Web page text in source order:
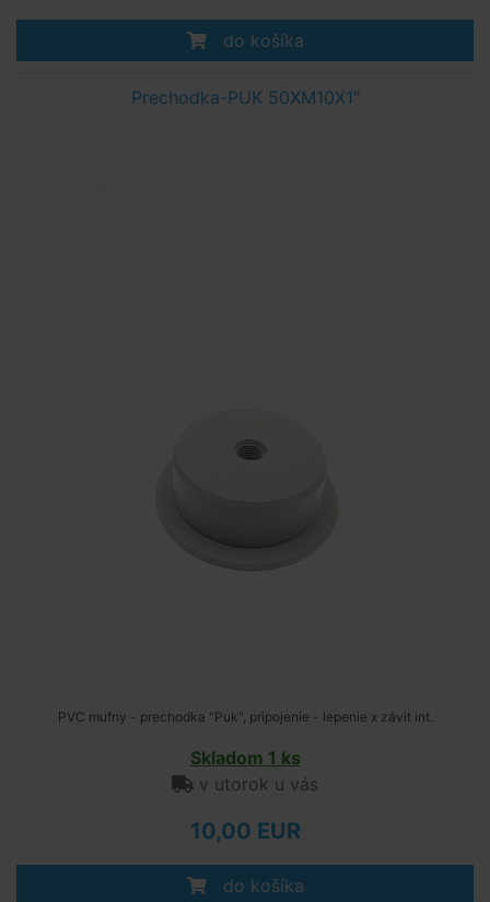
do košíka
Prechodka-PUK 50XM10X1"
PVC mufny - prechodka "Puk", pripojenie - lepenie x závit int.
Skladom 1 ks
v utorok u vás
10,00 EUR
do košíka